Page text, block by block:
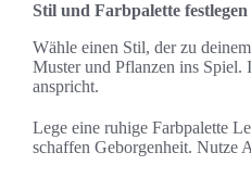
Stil und Farbpalette
Wähle einen Stil, der zu
Muster und Pflanzen ins Spiel.
anspricht.
Lege eine ruhige Farbpalette
schaffen Geborgenheit. Nutze